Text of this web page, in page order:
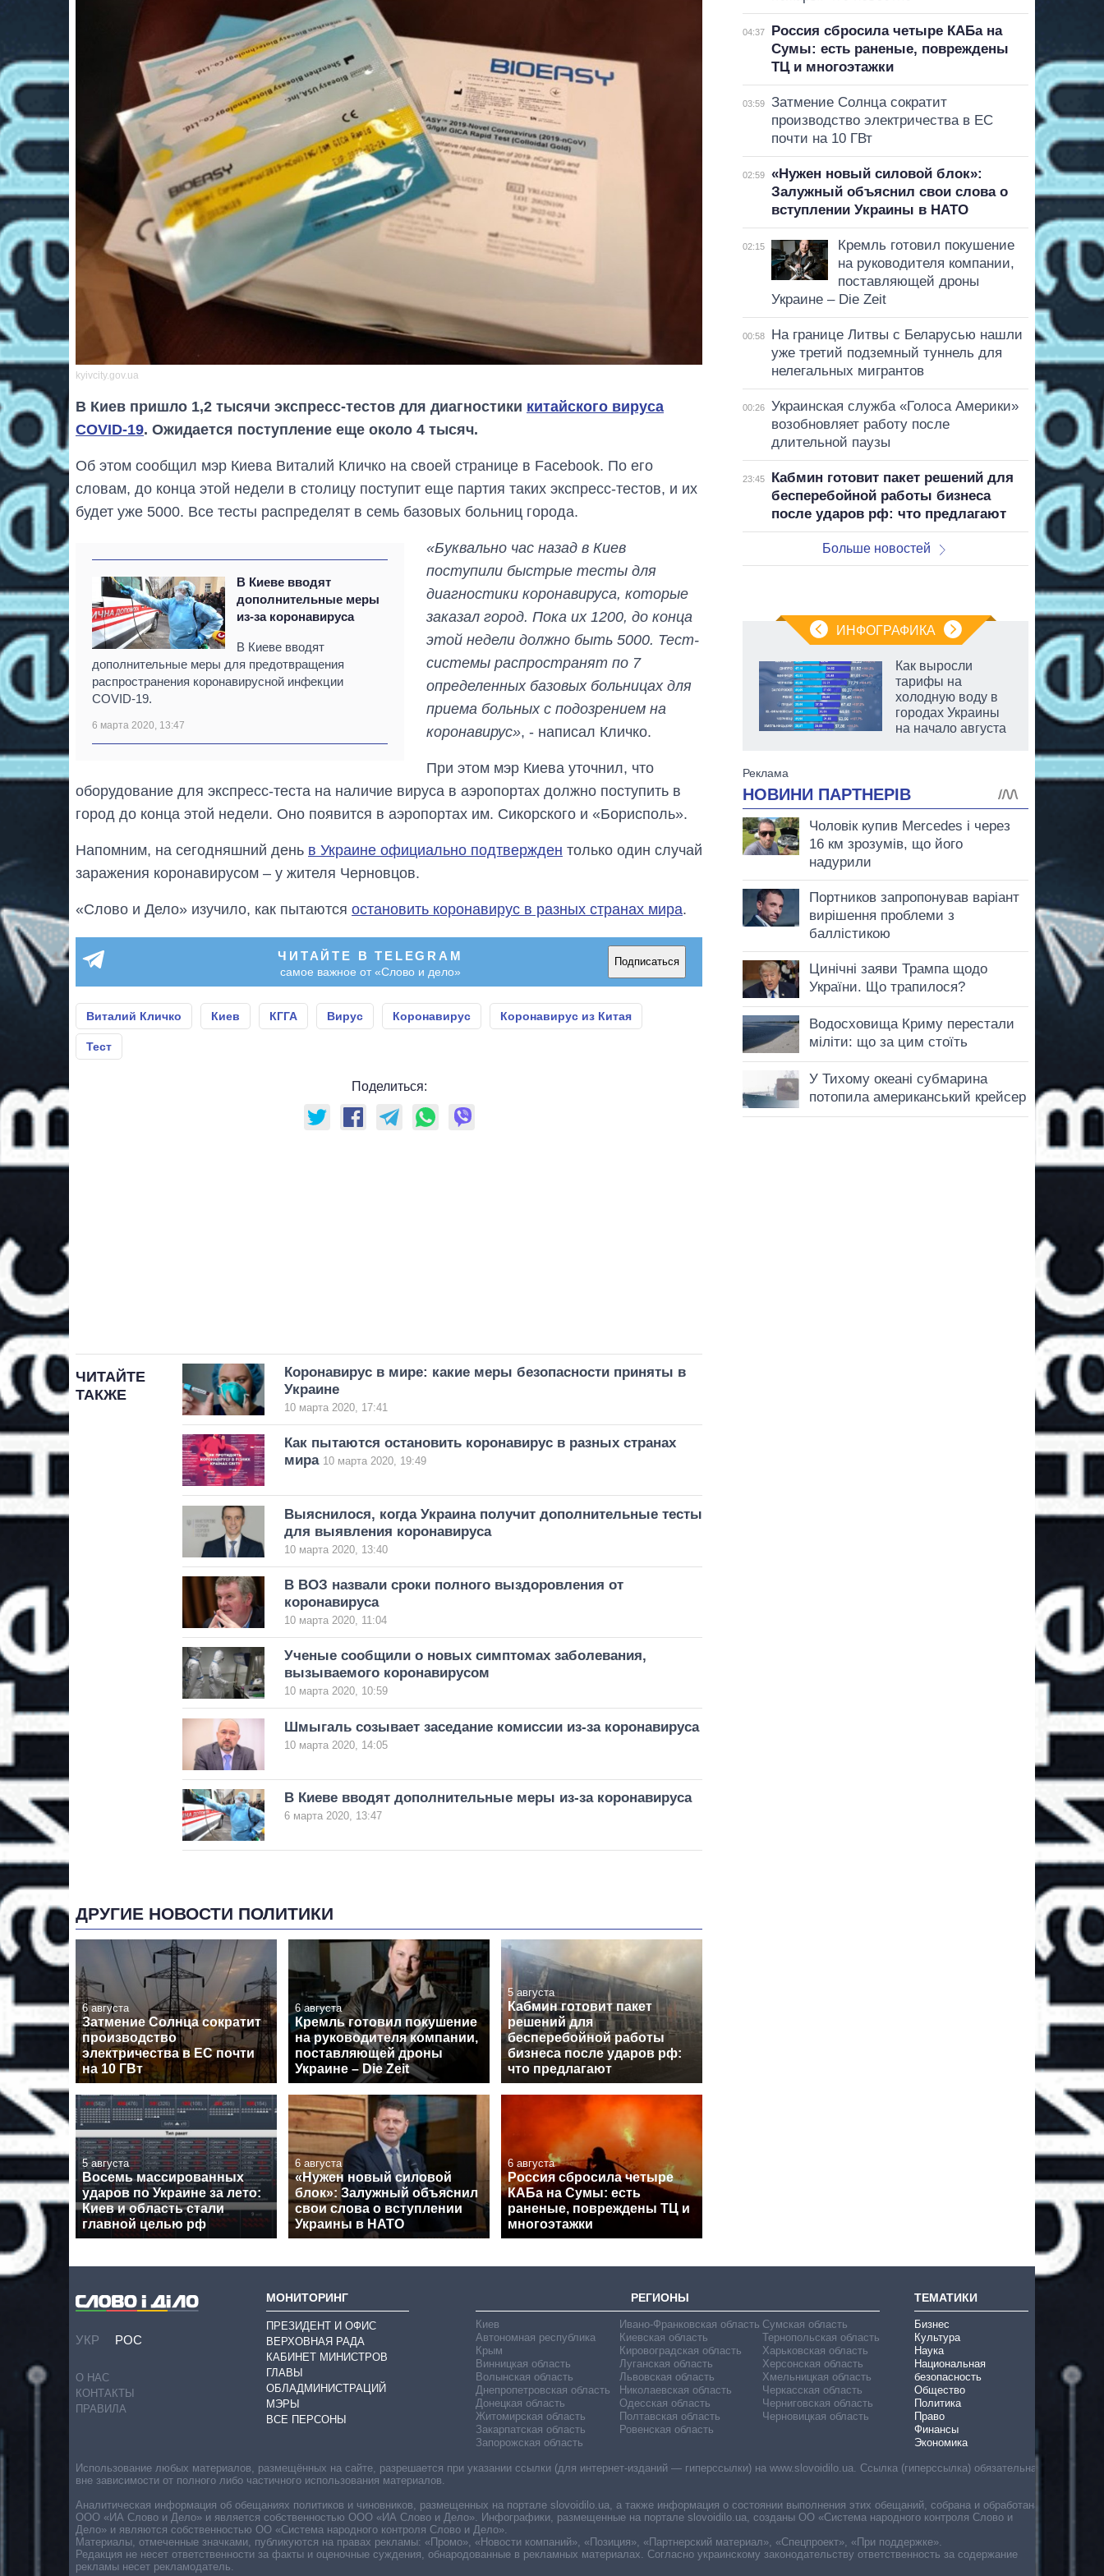
kyivcity.gov.ua
В Киев пришло 1,2 тысячи экспресс-тестов для диагностики китайского вируса
COVID-19. Ожидается поступление еще около 4 тысяч.
Об этом сообщил мэр Киева Виталий Кличко на своей странице в Facebook. По его
словам, до конца этой недели в столицу поступит еще партия таких экспресс-тестов, и их
будет уже 5000. Все тесты распределят в семь базовых больниц города.
В Киеве вводят
дополнительные меры
из-за коронавируса
В Киеве вводят
дополнительные меры для предотвращения
распространения коронавирусной инфекции
COVID-19.
6 марта 2020, 13:47
«Буквально час назад в Киев
поступили быстрые тесты для
диагностики коронавируса, которые
заказал город. Пока их 1200, до конца
этой недели должно быть 5000. Тест-
системы распространят по 7
определенных базовых больницах для
приема больных с подозрением на
коронавирус», - написал Кличко.
При этом мэр Киева уточнил, что
оборудование для экспресс-теста на наличие вируса в аэропортах должно поступить в
город до конца этой недели. Оно появится в аэропортах им. Сикорского и «Борисполь».
Напомним, на сегодняшний день в Украине официально подтвержден только один случай
заражения коронавирусом – у жителя Черновцов.
«Слово и Дело» изучило, как пытаются остановить коронавирус в разных странах мира.
ЧИТАЙТЕ В TELEGRAM
самое важное от «Слово и дело»
Подписаться
Виталий Кличко Киев КГГА Вирус Коронавирус Коронавирус из Китая
Тест
Поделиться:
ЧИТАЙТЕ
ТАКЖЕ
Коронавирус в мире: какие меры безопасности приняты в
Украине
10 марта 2020, 17:41
Как пытаются остановить коронавирус в разных странах
мира 10 марта 2020, 19:49
Выяснилося, когда Украина получит дополнительные тесты
для выявления коронавируса
10 марта 2020, 13:40
В ВОЗ назвали сроки полного выздоровления от
коронавируса
10 марта 2020, 11:04
Ученые сообщили о новых симптомах заболевания,
вызываемого коронавирусом
10 марта 2020, 10:59
Шмыгаль созывает заседание комиссии из-за коронавируса
10 марта 2020, 14:05
В Киеве вводят дополнительные меры из-за коронавируса
6 марта 2020, 13:47
ДРУГИЕ НОВОСТИ ПОЛИТИКИ
6 августа
Затмение Солнца сократит
производство
электричества в ЕС почти
на 10 ГВт
6 августа
Кремль готовил покушение
на руководителя компании,
поставляющей дроны
Украине – Die Zeit
5 августа
Кабмин готовит пакет
решений для
бесперебойной работы
бизнеса после ударов рф:
что предлагают
5 августа
Восемь массированных
ударов по Украине за лето:
Киев и область стали
главной целью рф
6 августа
«Нужен новый силовой
блок»: Залужный объяснил
свои слова о вступлении
Украины в НАТО
6 августа
Россия сбросила четыре
КАБа на Сумы: есть
раненые, повреждены ТЦ и
многоэтажки
04:37
Россия сбросила четыре КАБа на
Сумы: есть раненые, повреждены
ТЦ и многоэтажки
03:59
Затмение Солнца сократит
производство электричества в ЕС
почти на 10 ГВт
02:59
«Нужен новый силовой блок»:
Залужный объяснил свои слова о
вступлении Украины в НАТО
02:15
Кремль готовил покушение
на руководителя компании,
поставляющей дроны
Украине – Die Zeit
00:58
На границе Литвы с Беларусью нашли
уже третий подземный туннель для
нелегальных мигрантов
00:26
Украинская служба «Голоса Америки»
возобновляет работу после
длительной паузы
23:45
Кабмин готовит пакет решений для
бесперебойной работы бизнеса
после ударов рф: что предлагают
Больше новостей
ИНФОГРАФИКА
Восемь
массированных
ударов по Украине
за лето: Киев и
область стали
Как выросли
тарифы на
холодную воду в
городах Украины
на начало августа
УКР РОС
О НАС
КОНТАКТЫ
ПРАВИЛА
МОНИТОРИНГ
ПРЕЗИДЕНТ И ОФИС
ВЕРХОВНАЯ РАДА
КАБИНЕТ МИНИСТРОВ
ГЛАВЫ
ОБЛАДМИНИСТРАЦИЙ
МЭРЫ
ВСЕ ПЕРСОНЫ
РЕГИОНЫ
Киев
Автономная республика
Крым
Винницкая область
Волынская область
Днепропетровская область
Донецкая область
Житомирская область
Закарпатская область
Запорожская область
Ивано-Франковская область
Киевская область
Кировоградская область
Луганская область
Львовская область
Николаевская область
Одесская область
Полтавская область
Ровенская область
Сумская область
Тернопольская область
Харьковская область
Херсонская область
Хмельницкая область
Черкасская область
Черниговская область
Черновицкая область
ТЕМАТИКИ
Бизнес
Культура
Наука
Национальная
безопасность
Общество
Политика
Право
Финансы
Экономика
Использование любых материалов, размещённых на сайте, разрешается при указании ссылки (для интернет-изданий — гиперссылки) на www.slovoidilo.ua. Ссылка (гиперссылка) обязательна
вне зависимости от полного либо частичного использования материалов.
Аналитическая информация об обещаниях политиков и чиновников, размещенных на портале slovoidilo.ua, а также информация о состоянии выполнения этих обещаний, собрана и обработана
ООО «ИА Слово и Дело» и является собственностью ООО «ИА Слово и Дело». Инфографики, размещенные на портале slovoidilo.ua, созданы ОО «Система народного контроля Слово и
Дело» и являются собственностью ОО «Система народного контроля Слово и Дело».
Материалы, отмеченные значками, публикуются на правах рекламы: «Промо», «Новости компаний», «Позиция», «Партнерский материал», «Спецпроект», «При поддержке».
Редакция не несет ответственности за факты и оценочные суждения, обнародованные в рекламных материалах. Согласно украинскому законодательству ответственность за содержание
рекламы несет рекламодатель.